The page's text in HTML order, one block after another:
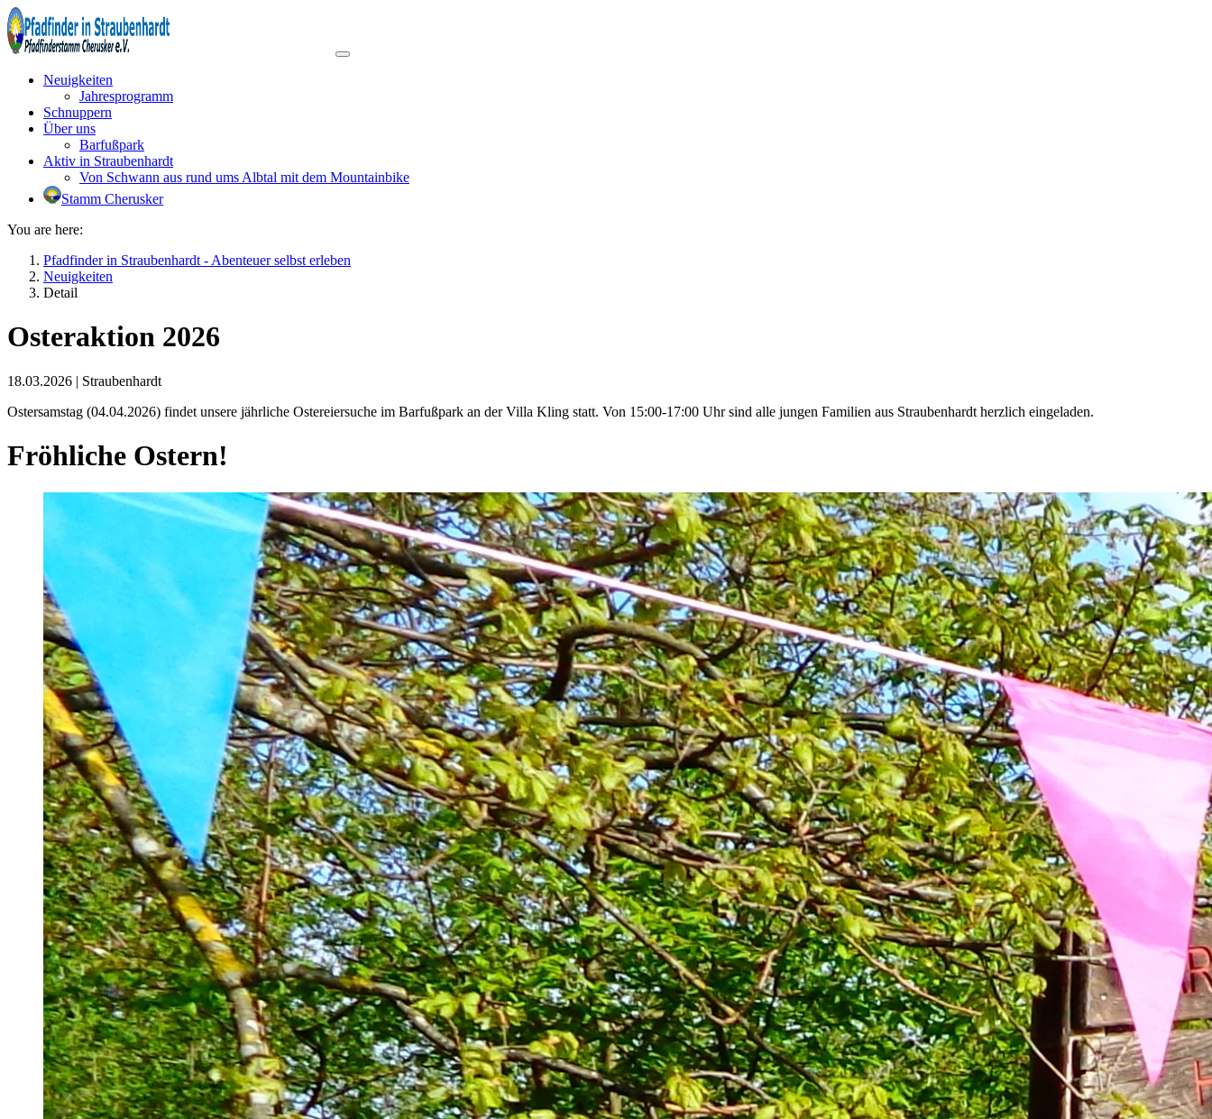
Neuigkeiten
Jahresprogramm
Schnuppern
Über uns
Barfußpark
Aktiv in Straubenhardt
Von Schwann aus rund ums Albtal mit dem Mountainbike
Stamm Cherusker
You are here:
Pfadfinder in Straubenhardt - Abenteuer selbst erleben
Neuigkeiten
Detail
Osteraktion 2026
18.03.2026 | Straubenhardt
Ostersamstag (04.04.2026) findet unsere jährliche Ostereiersuche im Barfußpark an der Villa Kling statt. Von 15:00-17:00 Uhr sind alle jungen Familien aus Straubenhardt herzlich eingeladen.
Fröhliche Ostern!